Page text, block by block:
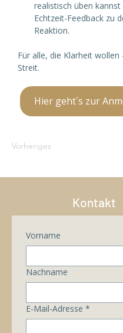
realistisch üben
Echtzeit-Feedback zu
Reaktion.
Für alle, die Klarheit wollen
Streit.
Hier geht´s zur
Vorheriges
Kontakt
Vorname
Nachname
E-Mail-Adresse *